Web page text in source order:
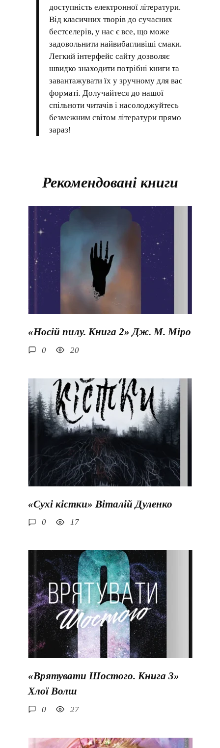
доступність електронної літератури.
Від класичних творів до сучасних
бестселерів, у нас є все, що може
задовольнити найвибагливіші смаки.
Легкий інтерфейс сайту дозволяє
швидко знаходити потрібні книги та
завантажувати їх у зручному для вас
форматі. Долучайтеся до нашої
спільноти читачів і насолоджуйтесь
безмежним світом літератури прямо
зараз!
Рекомендовані книги
«Носій пилу. Книга 2» Дж. М. Міро
0 20
«Сухі кістки» Віталій Дуленко
0 17
«Врятувати Шостого. Книга 3»
Хлої Волш
0 27